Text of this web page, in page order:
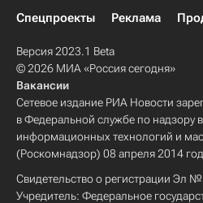
Спецпроекты
Реклама
Версия 2023.1 Beta
© 2026 МИА «Россия сегодня»
Вакансии
Сетевое издание РИА Новости
в Федеральной службе по надзору
информационных технологий и
(Роскомнадзор) 08 апреля 2014
Свидетельство о регистрации Эл
Учредитель: Федеральное